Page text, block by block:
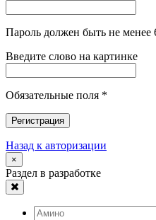
Пароль должен быть не менее
Введите слово на картинке
Обязательные поля *
Регистрация
Назад к авторизации
×
Раздел в разработке